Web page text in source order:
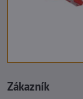
Zákazník